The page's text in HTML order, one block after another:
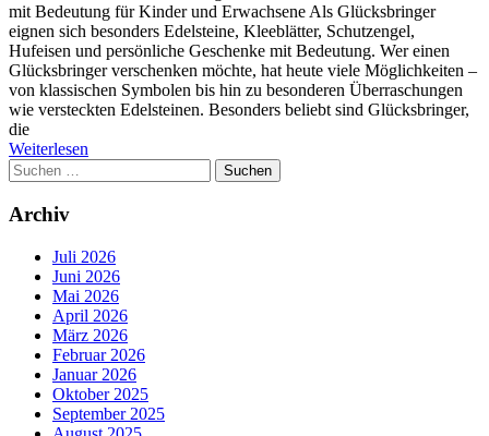
mit Bedeutung für Kinder und Erwachsene Als Glücksbringer
eignen sich besonders Edelsteine, Kleeblätter, Schutzengel,
Hufeisen und persönliche Geschenke mit Bedeutung. Wer einen
Glücksbringer verschenken möchte, hat heute viele Möglichkeiten –
von klassischen Symbolen bis hin zu besonderen Überraschungen
wie versteckten Edelsteinen. Besonders beliebt sind Glücksbringer,
die
Weiterlesen
Suchen
nach:
Archiv
Juli 2026
Juni 2026
Mai 2026
April 2026
März 2026
Februar 2026
Januar 2026
Oktober 2025
September 2025